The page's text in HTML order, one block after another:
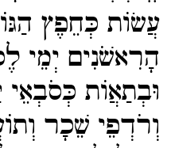
עֲשׂוֹת כְּחֵפֶץ
הָרִאשֹׁנִים יְמֵי
וּבְתַאֲוֹת כְּסֹבְאֵי
וְרֹדְפֵי שֵׁכָר